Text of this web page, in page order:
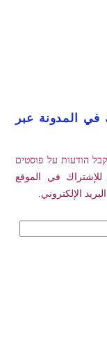
المدونة عبر
הודעות על פוסטים
للإشتراك في الموقع
الإلكتروني.